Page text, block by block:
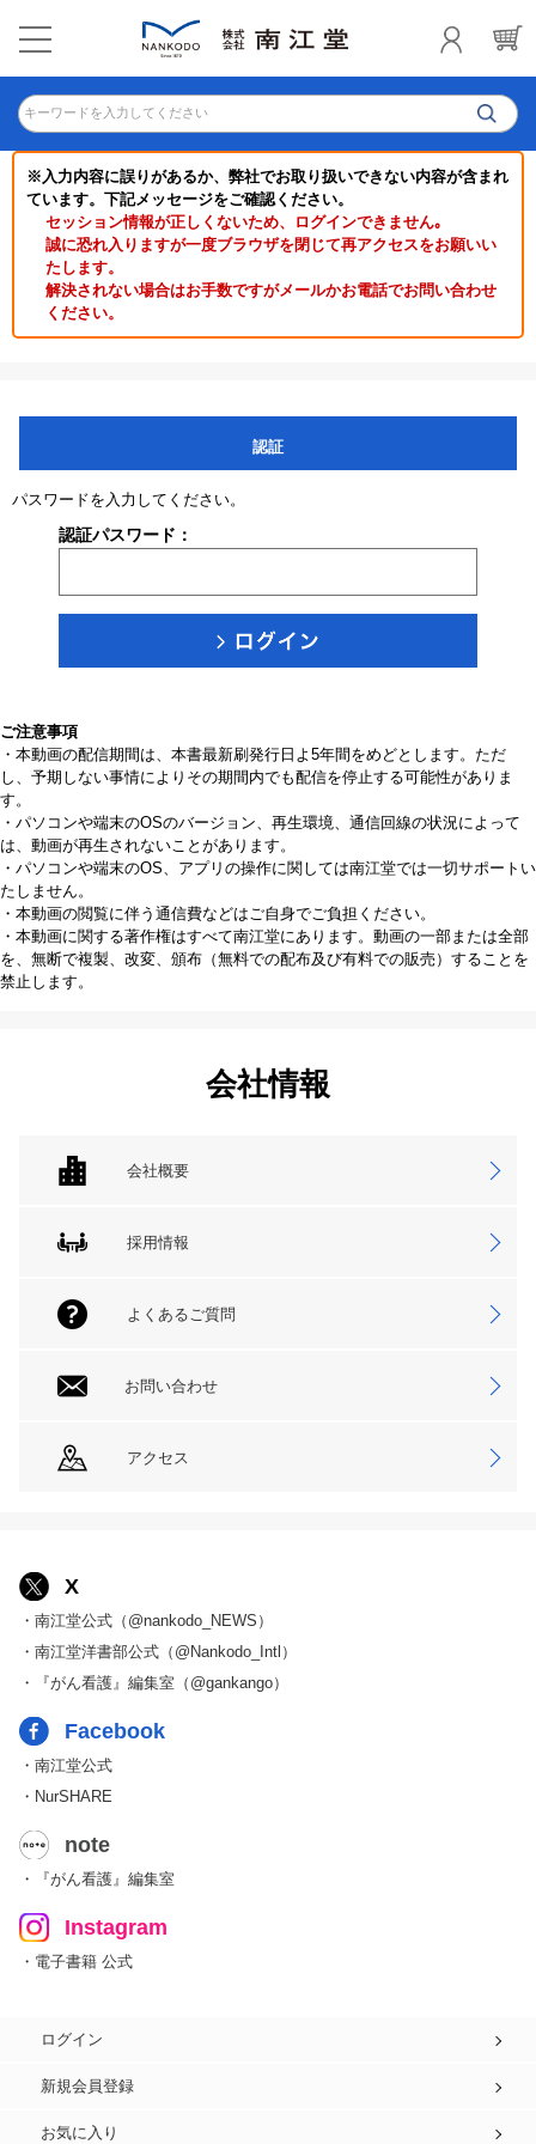
キーワードを入力してください
※入力内容に誤りがあるか、弊社でお取り扱いできない内容が含まれ
ています。下記メッセージをご確認ください。
セッション情報が正しくないため、ログインできません｡
誠に恐れ入りますが一度ブラウザを閉じて再アクセスをお願いい
たします。
解決されない場合はお手数ですがメールかお電話でお問い合わせ
ください。
認証
パスワードを入力してください。
認証パスワード：
ご注意事項
・本動画の配信期間は、本書最新刷発行日よ5年間をめどとします。ただ
し、予期しない事情によりその期間内でも配信を停止する可能性がありま
す。
・パソコンや端末のOSのバージョン、再生環境、通信回線の状況によって
は、動画が再生されないことがあります。
・パソコンや端末のOS、アプリの操作に関しては南江堂では一切サポートい
たしません。
・本動画の閲覧に伴う通信費などはご自身でご負担ください。
・本動画に関する著作権はすべて南江堂にあります。動画の一部または全部
を、無断で複製、改変、頒布（無料での配布及び有料での販売）することを
禁止します。
会社情報
会社概要
採用情報
よくあるご質問
お問い合わせ
アクセス
X
・南江堂公式（@nankodo_NEWS）
・南江堂洋書部公式（@Nankodo_Intl）
・『がん看護』編集室（@gankango）
Facebook
・南江堂公式
・NurSHARE
note
・『がん看護』編集室
Instagram
・電子書籍 公式
ログイン
新規会員登録
お気に入り